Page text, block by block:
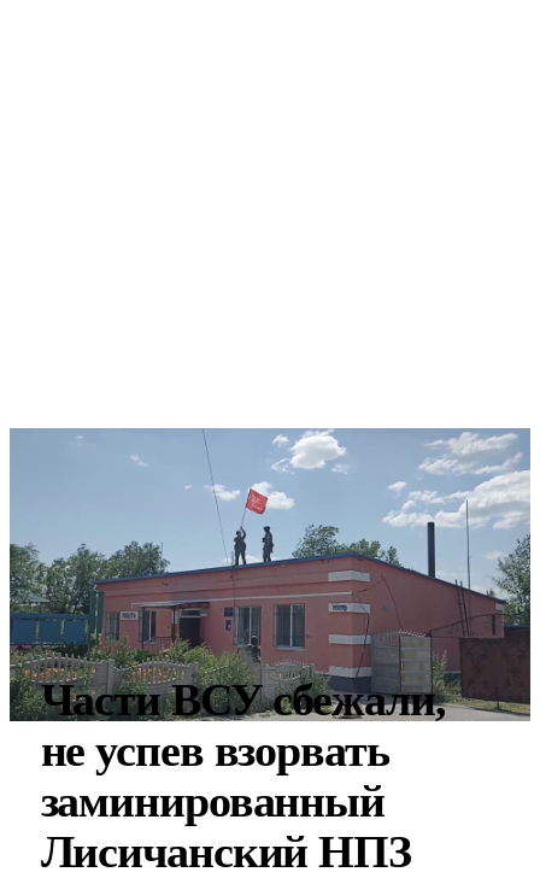
Части ВСУ сбежали,
не успев взорвать
заминированный
Лисичанский НПЗ